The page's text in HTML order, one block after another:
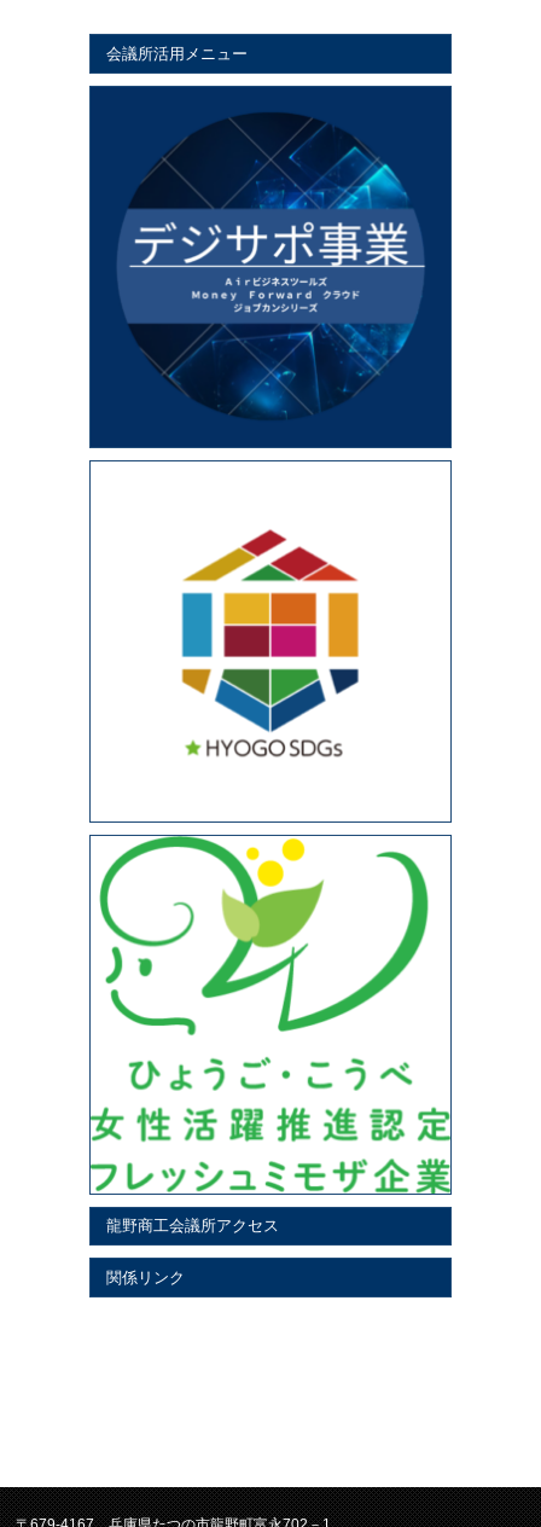
会議所活用メニュー
龍野商工会議所アクセス
関係リンク